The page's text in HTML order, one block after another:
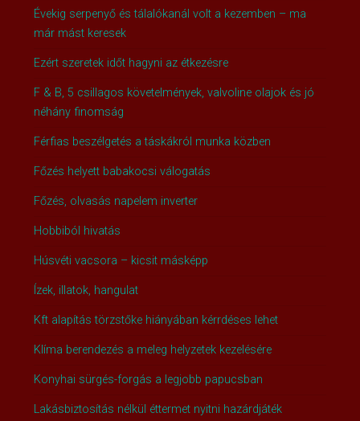
Évekig serpenyő és tálalókanál volt a kezemben – ma
már mást keresek
Ezért szeretek időt hagyni az étkezésre
F & B, 5 csillagos követelmények, valvoline olajok és jó
néhány finomság
Férfias beszélgetés a táskákról munka közben
Főzés helyett babakocsi válogatás
Főzés, olvasás napelem inverter
Hobbiból hivatás
Húsvéti vacsora – kicsit másképp
Ízek, illatok, hangulat
Kft alapítás törzstőke hiányában kérrdéses lehet
Klíma berendezés a meleg helyzetek kezelésére
Konyhai sürgés-forgás a legjobb papucsban
Lakásbiztosítás nélkül éttermet nyitni hazárdjáték